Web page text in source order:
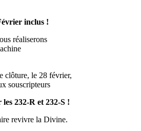
inclus !
réaliserons
clôture, le 28 février,
souscripteurs
232-R et 232-S !
revivre la Divine.